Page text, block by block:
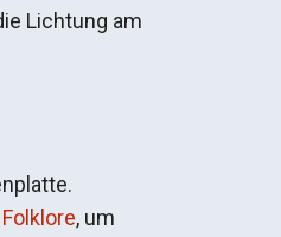
Lichtung am
Folklore, um